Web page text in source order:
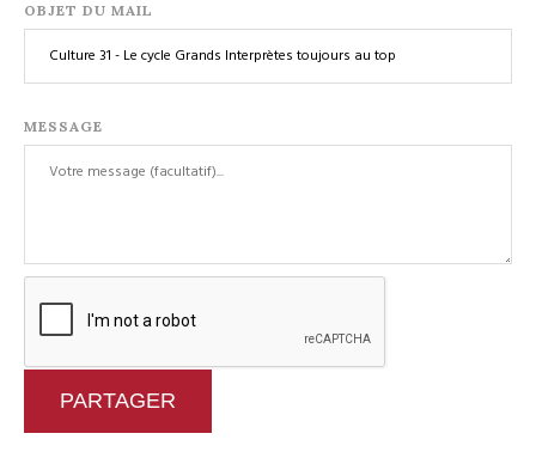
OBJET DU MAIL
MESSAGE
PARTAGER